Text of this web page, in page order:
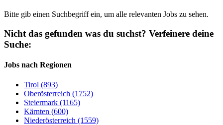
Bitte gib einen Suchbegriff ein, um alle relevanten Jobs zu sehen.
Nicht das gefunden was du suchst? Verfeinere deine
Suche:
Jobs nach Regionen
Tirol (893)
Oberösterreich (1752)
Steiermark (1165)
Kärnten (600)
Niederösterreich (1559)